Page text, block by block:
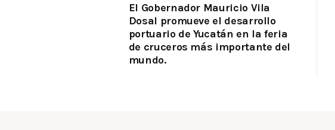
El Gobernador Mauricio Vila
Dosal promueve el desarrollo
portuario de Yucatán en la feria
de cruceros más importante del
mundo.